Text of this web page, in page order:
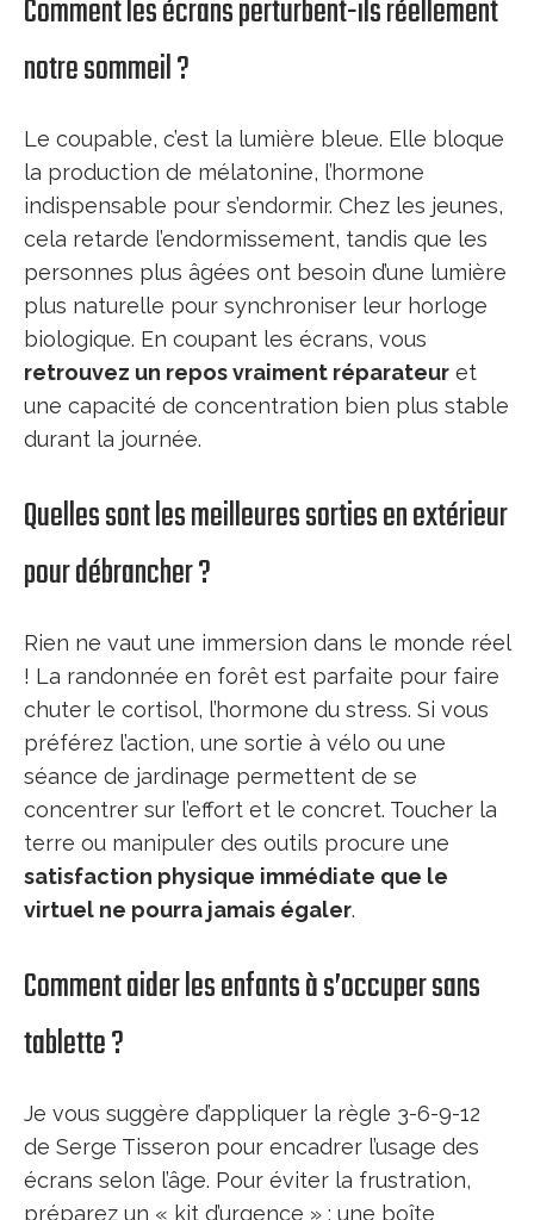
Comment les écrans perturbent-ils réellement
notre sommeil ?
Le coupable, c’est la lumière bleue. Elle bloque
la production de mélatonine, l’hormone
indispensable pour s’endormir. Chez les jeunes,
cela retarde l’endormissement, tandis que les
personnes plus âgées ont besoin d’une lumière
plus naturelle pour synchroniser leur horloge
biologique. En coupant les écrans, vous
retrouvez un repos vraiment réparateur et
une capacité de concentration bien plus stable
durant la journée.
Quelles sont les meilleures sorties en extérieur
pour débrancher ?
Rien ne vaut une immersion dans le monde réel
! La randonnée en forêt est parfaite pour faire
chuter le cortisol, l’hormone du stress. Si vous
préférez l’action, une sortie à vélo ou une
séance de jardinage permettent de se
concentrer sur l’effort et le concret. Toucher la
terre ou manipuler des outils procure une
satisfaction physique immédiate que le
virtuel ne pourra jamais égaler.
Comment aider les enfants à s’occuper sans
tablette ?
Je vous suggère d’appliquer la règle 3-6-9-12
de Serge Tisseron pour encadrer l’usage des
écrans selon l’âge. Pour éviter la frustration,
préparez un « kit d’urgence » : une boîte